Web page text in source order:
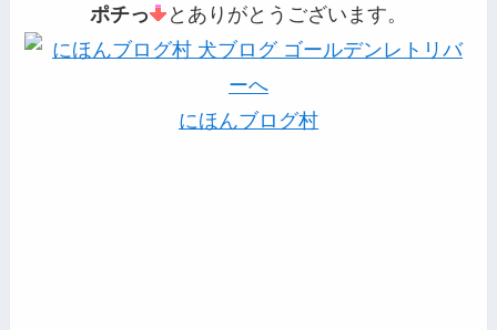
ポチっ とありがとうございます。
にほんブログ村